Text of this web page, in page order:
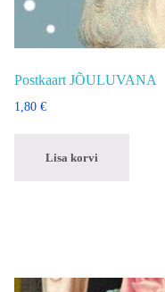
Postkaart JÕULUVANA
1,80 €
Lisa korvi